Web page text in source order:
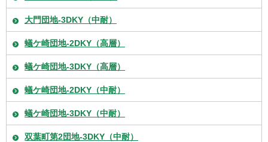
大門団地-3DKY（中耐）
蟻ケ崎団地-2DKY（高層）
蟻ケ崎団地-3DKY（高層）
蟻ケ崎団地-2DKY（中耐）
蟻ケ崎団地-3DKY（中耐）
双葉町第2団地-3DKY（中耐）